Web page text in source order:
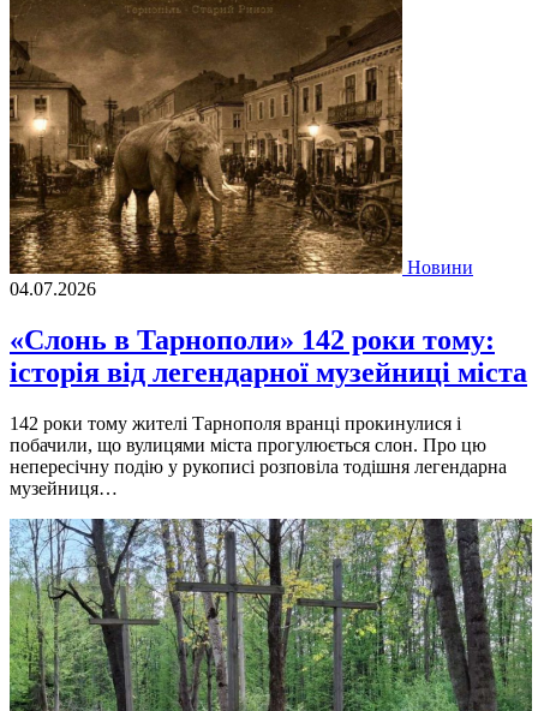
Новини
04.07.2026
«Слонь в Тарнополи» 142 роки тому:
історія від легендарної музейниці міста
142 роки тому жителі Тарнополя вранці прокинулися і
побачили, що вулицями міста прогулюється слон. Про цю
непересічну подію у рукописі розповіла тодішня легендарна
музейниця…